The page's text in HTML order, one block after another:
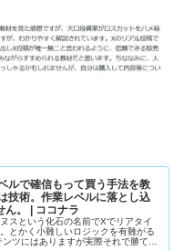
ルで確信もって買う手法を教
技術。作業レベルに落とし込
ん。 | ココナラ
スという化石の名前でXでリアタイ
とかく小難しいロジックを有難がる
ツにはありますが実際それで勝てて